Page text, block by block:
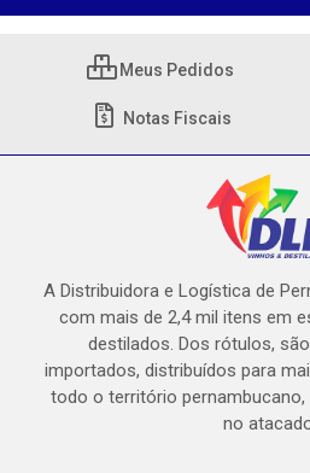
Meus Pedidos
Notas Fiscais
A Distribuidora e Logística de
com mais de 2,4 mil itens em
destilados. Dos rótulos,
importados, distribuídos para
todo o território
no